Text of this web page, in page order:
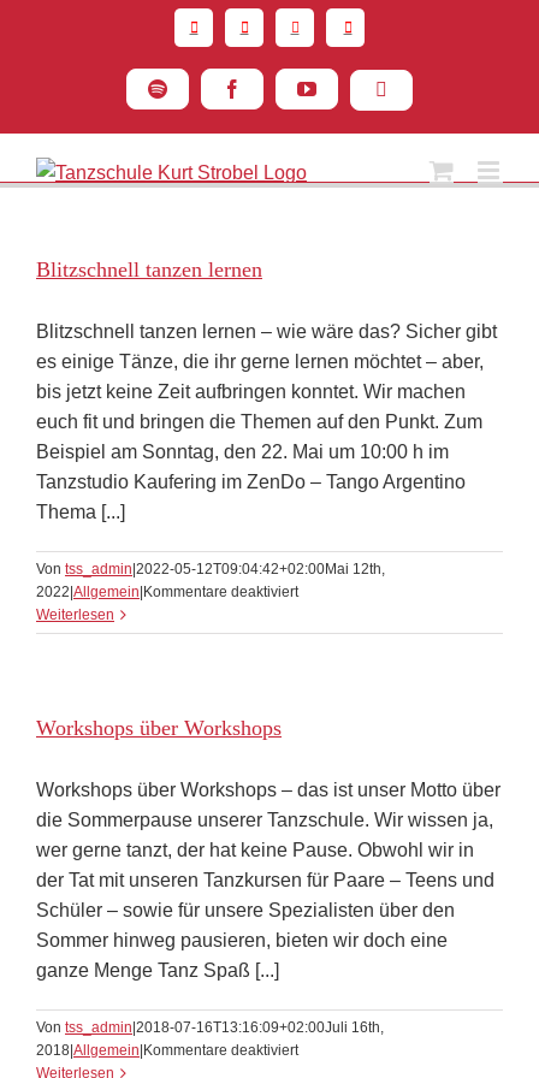
Spotify FacebookYouTube Instagram
Blitzschnell tanzen lernen
Blitzschnell tanzen lernen – wie wäre das? Sicher gibt
es einige Tänze, die ihr gerne lernen möchtet – aber,
bis jetzt keine Zeit aufbringen konntet. Wir machen
euch fit und bringen die Themen auf den Punkt. Zum
Beispiel am Sonntag, den 22. Mai um 10:00 h im
Tanzstudio Kaufering im ZenDo – Tango Argentino
Thema [...]
Von tss_admin 2022-05-12T09:04:42+02:00Mai 12th,
2022 Allgemein Kommentare deaktiviertfür
tanzen
Weiterlesen
Workshops über Workshops
Workshops über Workshops – das ist unser Motto über
die Sommerpause unserer Tanzschule. Wir wissen ja,
wer gerne tanzt, der hat keine Pause. Obwohl wir in
der Tat mit unseren Tanzkursen für Paare – Teens und
Schüler – sowie für unsere Spezialisten über den
Sommer hinweg pausieren, bieten wir doch eine
ganze Menge Tanz Spaß [...]
Von tss_admin 2018-07-16T13:16:09+02:00Juli 16th,
2018 Allgemein Kommentare deaktiviertfür
Weiterlesen